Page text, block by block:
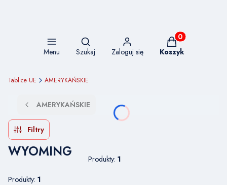
Menu
Otwórz wyszukiwarkę
Szukaj Zaloguj się
Produkty w
Koszyk
Tablice UE AMERYKAŃSKIE
AMERYKAŃSKIE
Filtry
WYOMING Produkty: 1
Produkty: 1